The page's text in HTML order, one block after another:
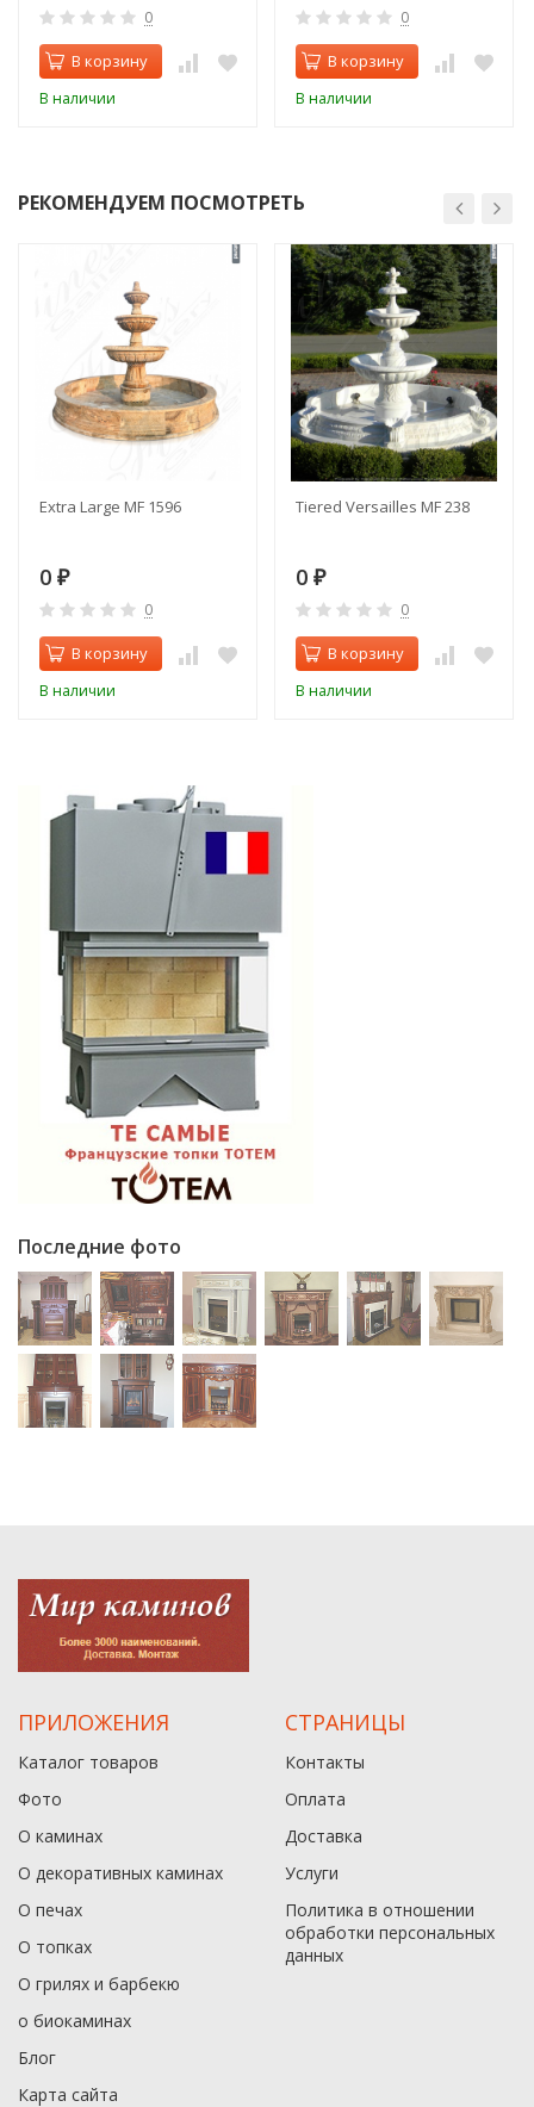
0
В корзину
В наличии
0
В корзину
В наличии
РЕКОМЕНДУЕМ ПОСМОТРЕТЬ
Extra Large MF 1596
0 ₽
0
В корзину
В наличии
Tiered Versailles MF 238
0 ₽
0
В корзину
В наличии
Последние фото
ПРИЛОЖЕНИЯ
Каталог товаров
Фото
О каминах
О декоративных каминах
О печах
О топках
О грилях и барбекю
о биокаминах
Блог
Карта сайта
СТРАНИЦЫ
Контакты
Оплата
Доставка
Услуги
Политика в отношении
обработки персональных
данныx